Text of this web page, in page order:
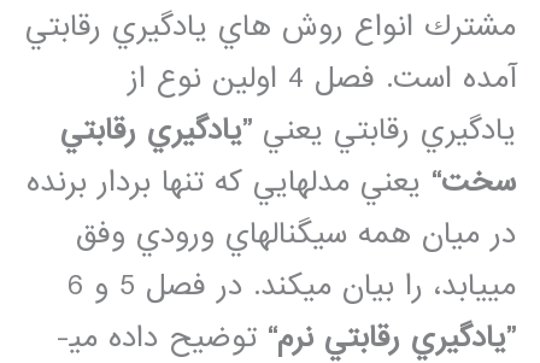
مشترك انواع روش هاي يادگيري رقابتي
آمده است. فصل 4 اولين نوع از
يادگيري رقابتي يعني ”يادگيري رقابتي
سخت“ يعني مدل­هايي كه تنها بردار برنده
در ميان همه سيگنال­هاي ورودي وفق
مي­يابد، را بيان مي­كند. در فصل 5 و 6
”يادگيري رقابتي نرم“توضيح داده مي­